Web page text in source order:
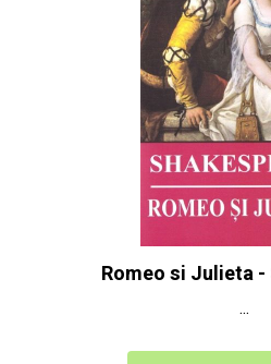
Romeo si Julieta -
...